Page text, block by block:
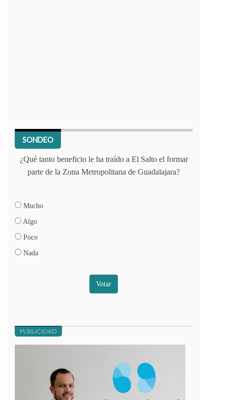
SONDEO
¿Qué tanto beneficio le ha traído a El Salto el formar
parte de la Zona Metropolitana de Guadalajara?
Mucho
Algo
Poco
Nada
Votar
PUBLICIDAD